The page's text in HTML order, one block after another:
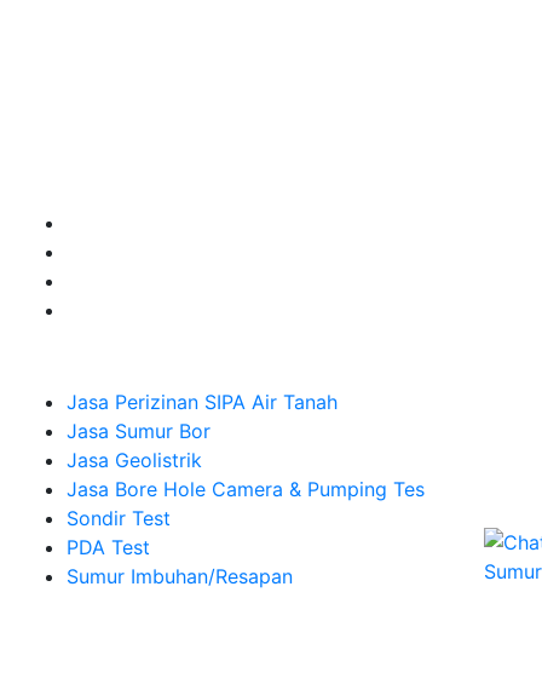
Jasa Perizinan SIPA Air Tanah
Jasa Sumur Bor
Jasa Geolistrik
Jasa Bore Hole Camera & Pumping Tes
Sondir Test
PDA Test
Sumur Imbuhan/Resapan